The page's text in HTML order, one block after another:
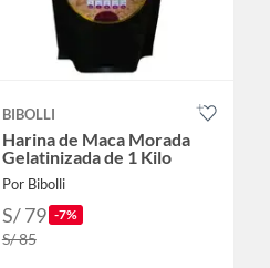
BIBOLLI
Harina de Maca Morada
Gelatinizada de 1 Kilo
Por Bibolli
S/ 79 -7%
S/ 85